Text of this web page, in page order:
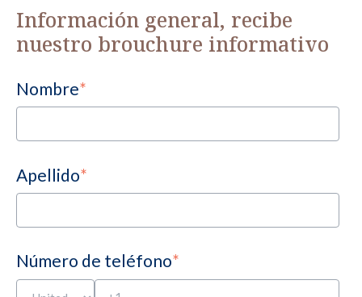
Información general, recibe
nuestro brouchure informativo
Nombre*
Apellido*
Número de teléfono*